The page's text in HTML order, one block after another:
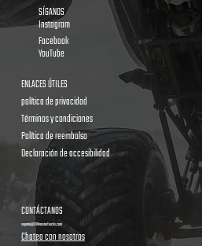
SÍGANOS
Instagram
Facebook
YouTube
CONTÁCTANOS
soporte@2XMonsterTrucks.com
Chatea con nosotros
ENLACES ÚTILES
política de privacidad
Términos y condiciones
Política de reembolso
Declaración de accesibilidad